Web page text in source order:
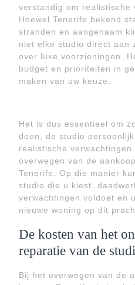
verstandig om realistische
Hoewel Tenerife bekend
stranden en aangenaam
niet elke studio direct aan
over luxe voorzieningen.
budget en prioriteiten in
maken van uw keuze.
Het is dus essentieel om
doen, de studio
realistische
overwegen van de
Tenerife. Op die manier
studio die u kiest,
verwachtingen voldoet en
nieuwe woning op dit
De kosten van het
reparatie van de
Bij het overwegen van de